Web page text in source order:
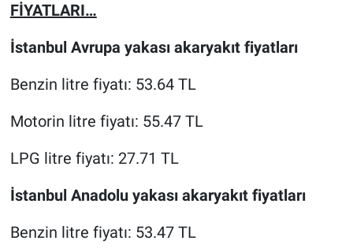
FİYATLARI…
İstanbul Avrupa yakası akaryakıt fiyatları
Benzin litre fiyatı: 53.64 TL
Motorin litre fiyatı: 55.47 TL
LPG litre fiyatı: 27.71 TL
İstanbul Anadolu yakası akaryakıt fiyatları
Benzin litre fiyatı: 53.47 TL